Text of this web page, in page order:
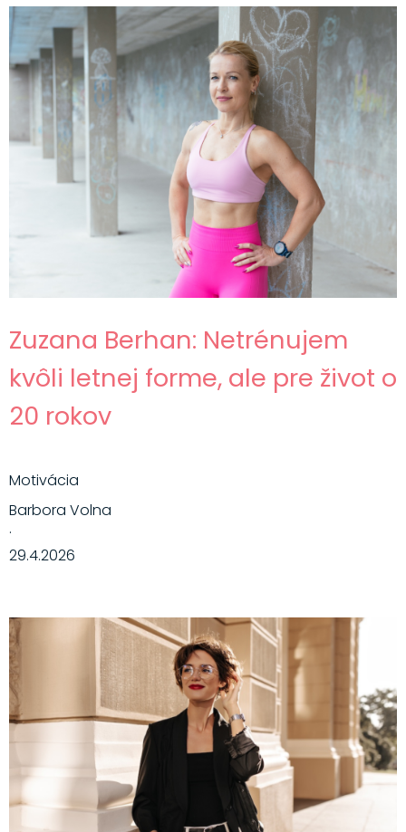
Zuzana Berhan: Netrénujem
kvôli letnej forme, ale pre život o
20 rokov
Motivácia
Barbora Volna
·
29.4.2026